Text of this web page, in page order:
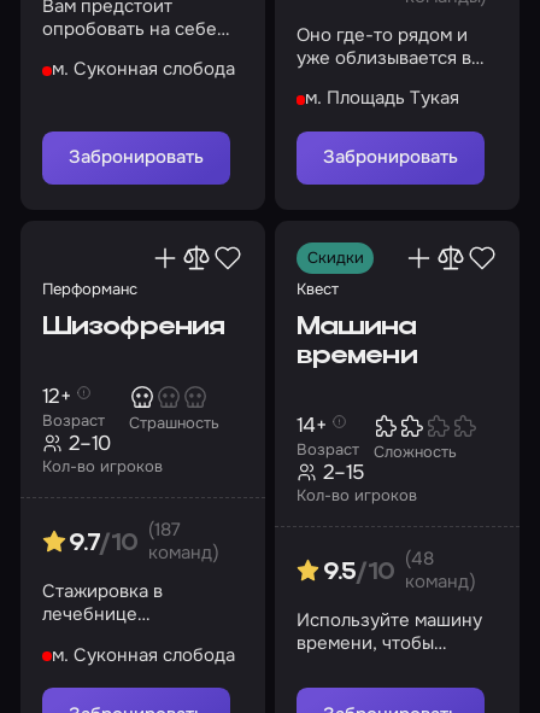
Вам предстоит
опробовать на себе
испытали несчастные
м. Суконная слобода
Забронировать
Оно где-то рядом и
уже облизывается в
Поиграем?
м. Площадь Тукая
Забронировать
Перформанс
Шизофрения
Возраст
12+
Страшность
Кол-во игроков
2–10
9.7/10
(187
команд)
Стажировка в
лечебнице
Выживете ли вы?
м. Суконная слобода
Скидки
Квест
Машина
времени
Возраст
14+
Сложность
Кол-во игроков
2–15
9.5/10
(48
команд)
Используйте машину
времени, чтобы
и будущее